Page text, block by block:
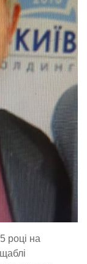
році на